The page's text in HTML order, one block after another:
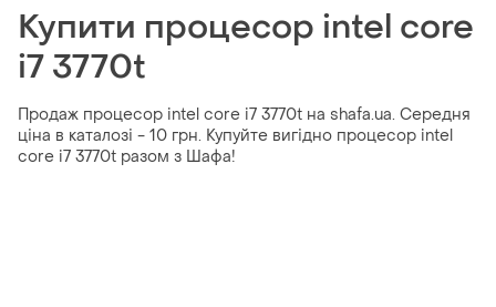
Купити процесор intel core
i7 3770t
Продаж процесор intel core i7 3770t на shafa.ua. Середня
ціна в каталозі - 10 грн. Купуйте вигідно процесор intel
core i7 3770t разом з Шафа!